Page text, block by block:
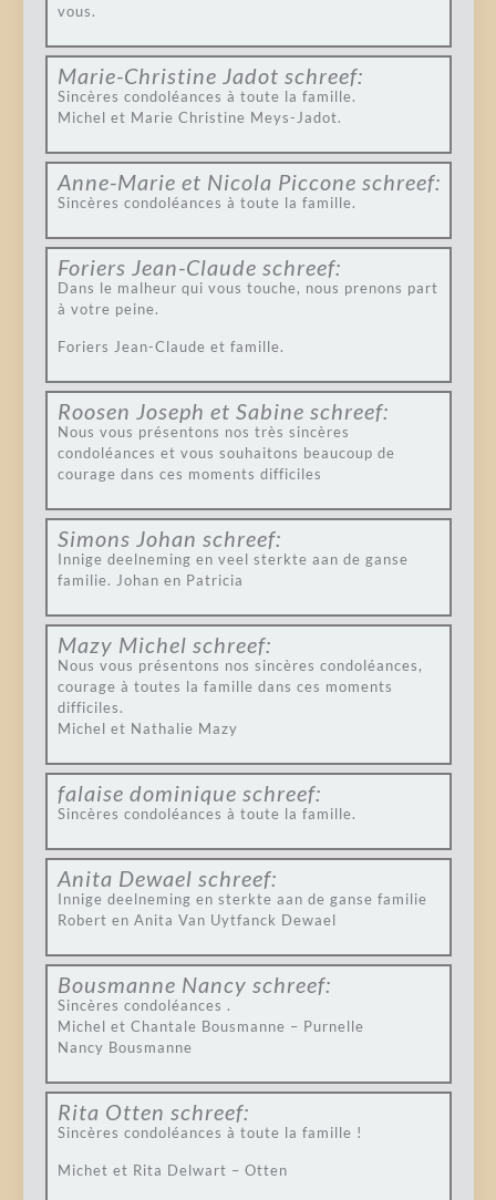
vous.
Marie-Christine Jadot schreef:
Sincères condoléances à toute la famille.
Michel et Marie Christine Meys-Jadot.
Anne-Marie et Nicola Piccone schreef:
Sincères condoléances à toute la famille.
Foriers Jean-Claude schreef:
Dans le malheur qui vous touche, nous prenons part
à votre peine.
Foriers Jean-Claude et famille.
Roosen Joseph et Sabine schreef:
Nous vous présentons nos très sincères
condoléances et vous souhaitons beaucoup de
courage dans ces moments difficiles
Simons Johan schreef:
Innige deelneming en veel sterkte aan de ganse
familie. Johan en Patricia
Mazy Michel schreef:
Nous vous présentons nos sincères condoléances,
courage à toutes la famille dans ces moments
difficiles.
Michel et Nathalie Mazy
falaise dominique schreef:
Sincères condoléances à toute la famille.
Anita Dewael schreef:
Innige deelneming en sterkte aan de ganse familie
Robert en Anita Van Uytfanck Dewael
Bousmanne Nancy schreef:
Sincères condoléances .
Michel et Chantale Bousmanne – Purnelle
Nancy Bousmanne
Rita Otten schreef:
Sincères condoléances à toute la famille !
Michet et Rita Delwart – Otten